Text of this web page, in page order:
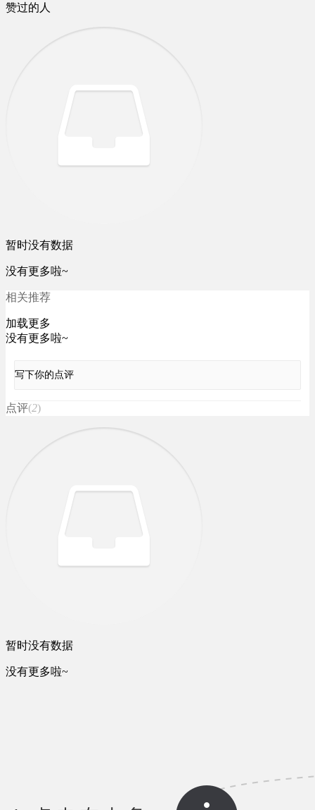
赞过的人
暂时没有数据
没有更多啦~
相关推荐
加载更多
没有更多啦~
写下你的点评
点评(2)
暂时没有数据
没有更多啦~